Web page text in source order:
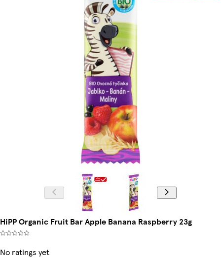
HiPP Organic Fruit Bar Apple Banana Raspberry 23g
No ratings yet